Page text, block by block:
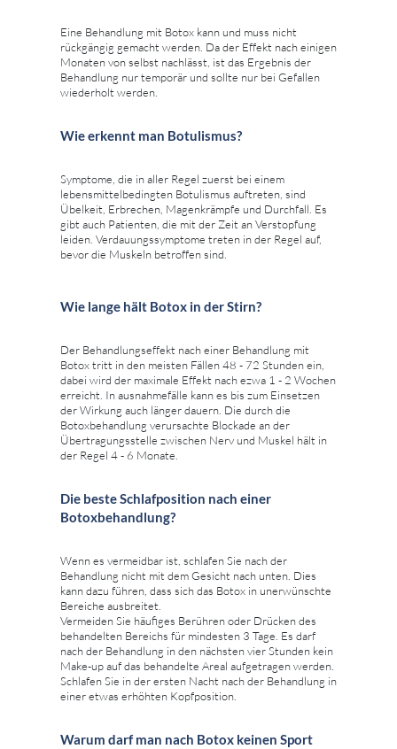
Eine Behandlung mit Botox kann und muss nicht
rückgängig gemacht werden. Da der Effekt nach einigen
Monaten von selbst nachlässt, ist das Ergebnis der
Behandlung nur temporär und sollte nur bei Gefallen
wiederholt werden.
Wie erkennt man Botulismus?
Symptome, die in aller Regel zuerst bei einem
lebensmittelbedingten Botulismus auftreten, sind
Übelkeit, Erbrechen, Magenkrämpfe und Durchfall. Es
gibt auch Patienten, die mit der Zeit an Verstopfung
leiden. Verdauungssymptome treten in der Regel auf,
bevor die Muskeln betroffen sind.
Wie lange hält Botox in der Stirn?
Der Behandlungseffekt nach einer Behandlung mit
Botox tritt in den meisten Fällen 48 - 72 Stunden ein,
dabei wird der maximale Effekt nach ezwa 1 - 2 Wochen
erreicht. In ausnahmefälle kann es bis zum Einsetzen
der Wirkung auch länger dauern. Die durch die
Botoxbehandlung verursachte Blockade an der
Übertragungsstelle zwischen Nerv und Muskel hält in
der Regel 4 - 6 Monate.
Die beste Schlafposition nach einer
Botoxbehandlung?
Wenn es vermeidbar ist, schlafen Sie nach der
Behandlung nicht mit dem Gesicht nach unten. Dies
kann dazu führen, dass sich das Botox in unerwünschte
Bereiche ausbreitet.
Vermeiden Sie häufiges Berühren oder Drücken des
behandelten Bereichs für mindesten 3 Tage. Es darf
nach der Behandlung in den nächsten vier Stunden kein
Make-up auf das behandelte Areal aufgetragen werden.
Schlafen Sie in der ersten Nacht nach der Behandlung in
einer etwas erhöhten Kopfposition.
Warum darf man nach Botox keinen Sport